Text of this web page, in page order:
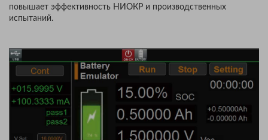
повышает эффективность НИОКР и производственных
испытаний.